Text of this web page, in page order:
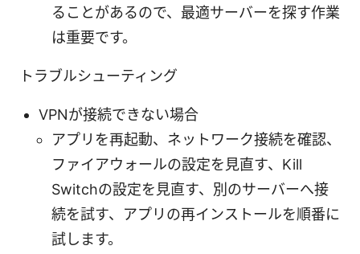
ることがあるので、最適サーバーを探す作業
は重要です。
トラブルシューティング
VPNが接続できない場合
アプリを再起動、ネットワーク接続を確認、
ファイアウォールの設定を見直す、Kill
Switchの設定を見直す、別のサーバーへ接
続を試す、アプリの再インストールを順番に
試します。